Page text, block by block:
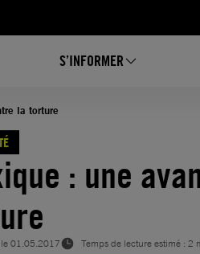
S’INFORMER
la torture
: une
01.05.2017
Temps de lecture estimé : 2